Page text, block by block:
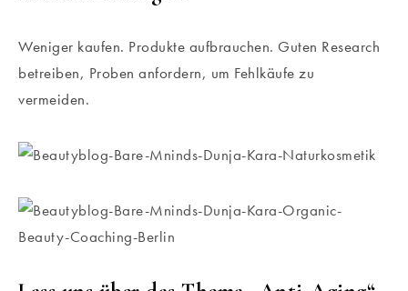
Weniger kaufen. Produkte aufbrauchen. Guten Research
betreiben, Proben anfordern, um Fehlkäufe zu
vermeiden.